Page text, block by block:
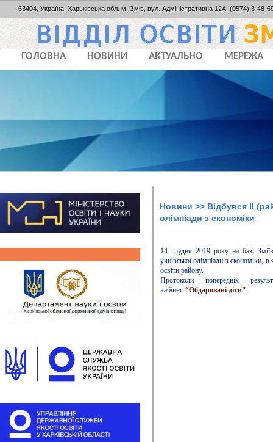
63404, Україна, Харьківська обл. м. Змів, вул. Адміністративна 12А, (0574) 3-48-
ГОЛОВНА НОВИНИ АКТУАЛЬНО МЕРЕЖА
Новини >> Відбувся ІІ
олімпіади з економіки
14 грудня 2019 року на базі
учнівської олімпіади з економіки,
освіти району.
Протоколи попередніх
кабінет. “Обдаровані діти”.